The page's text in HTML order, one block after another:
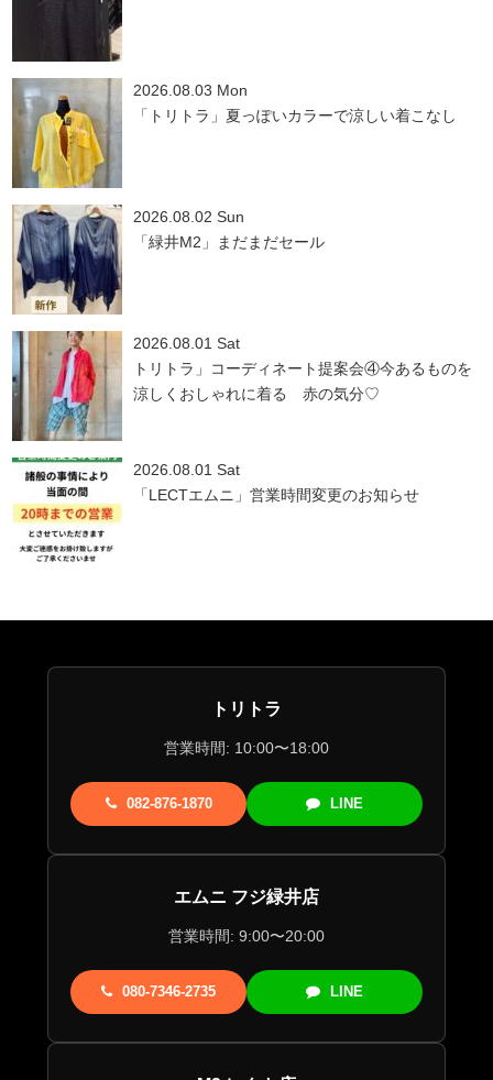
2026.08.03 Mon
「トリトラ」夏っぽいカラーで涼しい着こなし
2026.08.02 Sun
「緑井M2」まだまだセール
2026.08.01 Sat
トリトラ」コーディネート提案会④今あるものを
涼しくおしゃれに着る 赤の気分♡
2026.08.01 Sat
「LECTエムニ」営業時間変更のお知らせ
トリトラ
営業時間: 10:00〜18:00
082-876-1870 LINE
エムニ フジ緑井店
営業時間: 9:00〜20:00
080-7346-2735 LINE